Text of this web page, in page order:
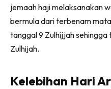
jemaah haji melaksanakan
bermula dari terbenam
tanggal 9 Zulhijjah
Zulhijah.
Kelebihan Hari